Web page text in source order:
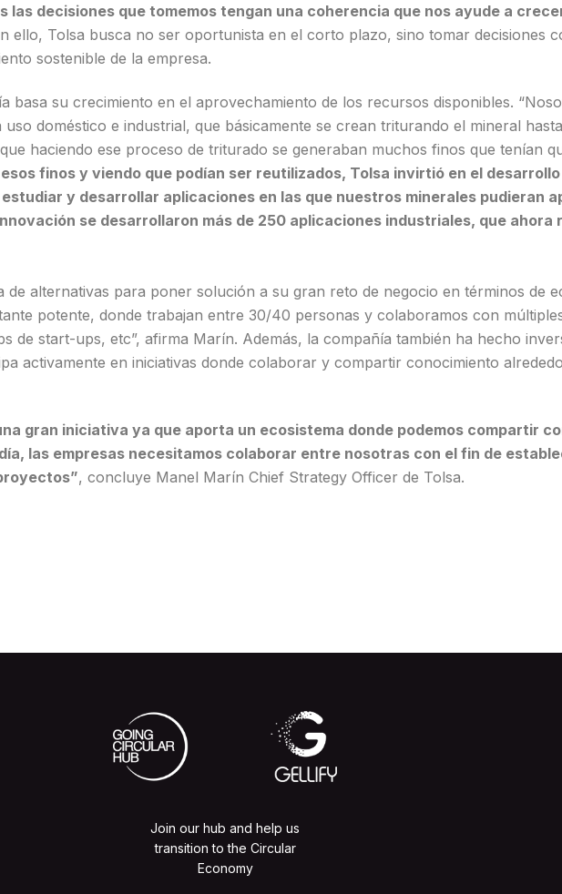
las decisiones que tomemos tengan una coherencia que nos ayude a
ello, Tolsa busca no ser oportunista en el corto plazo, sino tomar decisiones
sostenible de la empresa.
basa su crecimiento en el aprovechamiento de los recursos disponibles.
doméstico e industrial, que básicamente se crean triturando el mineral
haciendo ese proceso de triturado se generaban muchos finos que tenían
finos y viendo que podían ser reutilizados, Tolsa invirtió en el
y desarrollar aplicaciones en las que nuestros minerales pudieran
se desarrollaron más de 250 aplicaciones industriales, que ahora
de alternativas para poner solución a su gran reto de negocio en términos de
potente, donde trabajan entre 30/40 personas y colaboramos con
de start-ups, etc”, afirma Marín. Además, la compañía también ha hecho
activamente en iniciativas donde colaborar y compartir conocimiento
gran iniciativa ya que aporta un ecosistema donde podemos compartir
las empresas necesitamos colaborar entre nosotras con el fin de
, concluye Manel Marín Chief Strategy Officer de Tolsa.
Join our hub and help us
transition to the Circular
Economy